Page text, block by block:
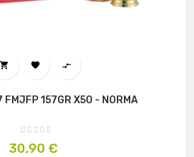
  
FMJFP 157GR X50 - NORMA
Prix
30,90 €